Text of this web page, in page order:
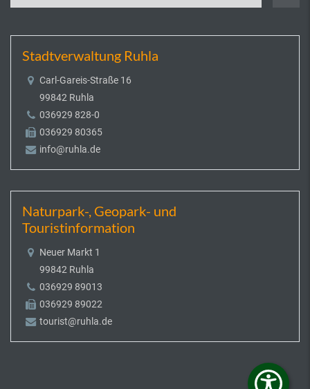
Stadtverwaltung Ruhla
Carl-Gareis-Straße 16
99842 Ruhla
036929 828-0
036929 80365
info@ruhla.de
Naturpark-, Geopark- und
Touristinformation
Neuer Markt 1
99842 Ruhla
036929 89013
036929 89022
tourist@ruhla.de